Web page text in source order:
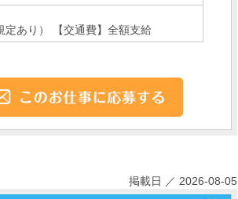
あり） 【交通費】全額支給
掲載日 ／ 2026-08-05